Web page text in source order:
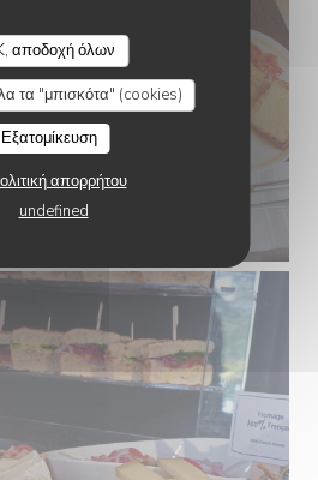
αποδοχή όλων
τα "μπισκότα" (cookies)
Εξατομίκευση
απορρήτου
undefined